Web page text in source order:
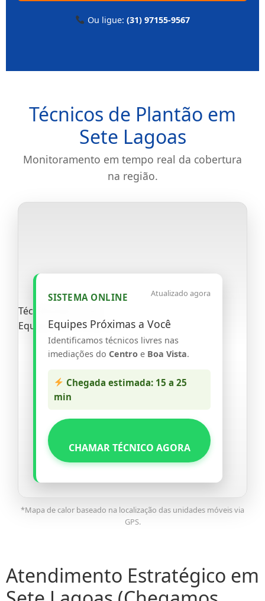
Ou ligue: (31) 97155-9567
Técnicos de Plantão em
Sete Lagoas
Monitoramento em tempo real da cobertura
na região.
SISTEMA ONLINE Atualizado agora
Equipes Próximas a Você
Identificamos técnicos livres nas
imediações do Centro e Boa Vista.
Chegada estimada: 15 a 25
min
CHAMAR TÉCNICO AGORA
Téc. Ricardo (Livre)
Equipe 03 (Em trânsito)
*Mapa de calor baseado na localização das unidades móveis via
GPS.
Atendimento Estratégico em